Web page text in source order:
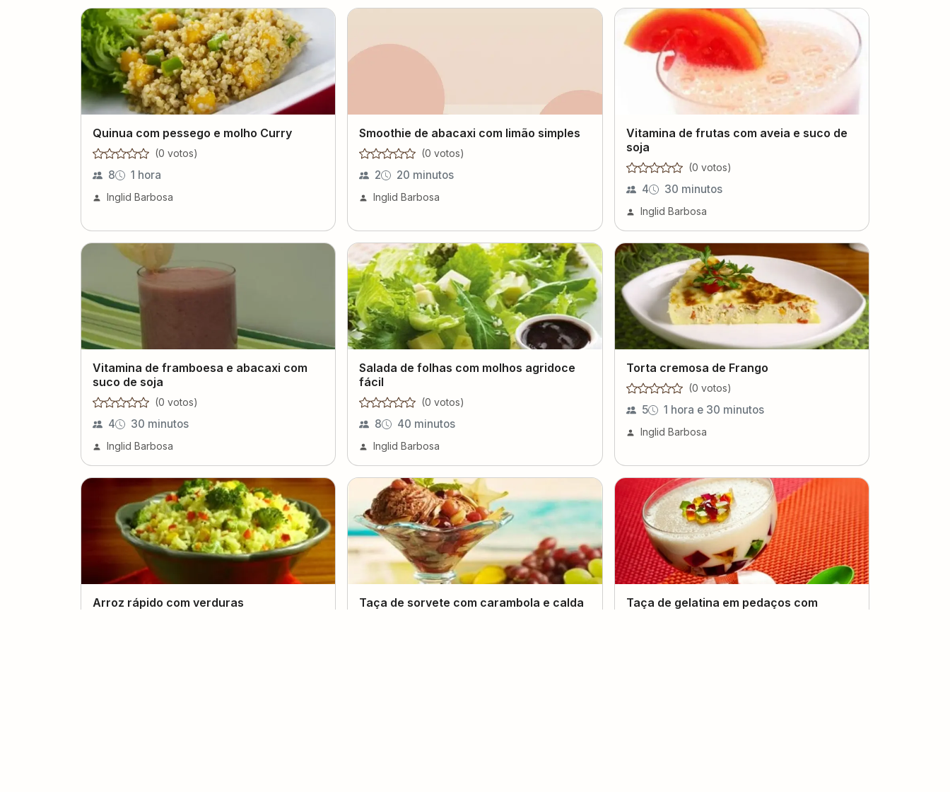
Quinua com pessego e molho Curry
(0 votos)
8 1 hora
Inglid Barbosa
Smoothie de abacaxi com limão simples
(0 votos)
2 20 minutos
Inglid Barbosa
Vitamina de frutas com aveia e suco de
soja
(0 votos)
4 30 minutos
Inglid Barbosa
Vitamina de framboesa e abacaxi com
suco de soja
(0 votos)
4 30 minutos
Inglid Barbosa
Salada de folhas com molhos agridoce
fácil
(0 votos)
8 40 minutos
Inglid Barbosa
Torta cremosa de Frango
(0 votos)
5 1 hora e 30 minutos
Inglid Barbosa
Arroz rápido com verduras
Taça de sorvete com carambola e calda
Taça de gelatina em pedaços com